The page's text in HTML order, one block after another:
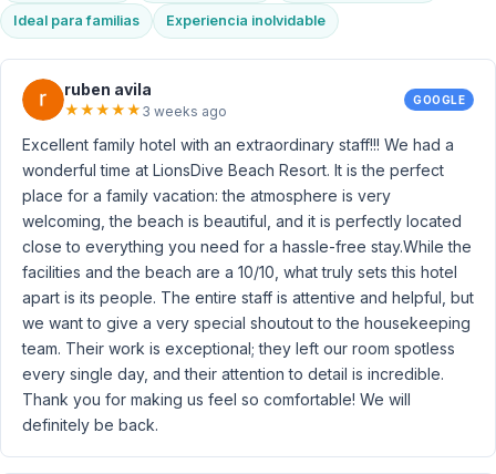
Ideal para familias Experiencia inolvidable
ruben avila
★★★★★ 3 weeks ago
GOOGLE
Excellent family hotel with an extraordinary staff!!! We had a
wonderful time at LionsDive Beach Resort. It is the perfect
place for a family vacation: the atmosphere is very
welcoming, the beach is beautiful, and it is perfectly located
close to everything you need for a hassle-free stay. ​While the
facilities and the beach are a 10/10, what truly sets this hotel
apart is its people. The entire staff is attentive and helpful, but
we want to give a very special shoutout to the housekeeping
team. Their work is exceptional; they left our room spotless
every single day, and their attention to detail is incredible.
Thank you for making us feel so comfortable! We will
definitely be back.